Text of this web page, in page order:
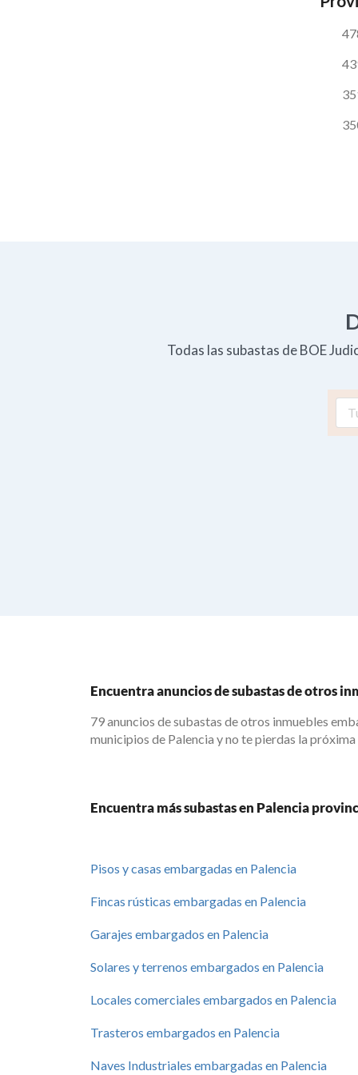
Todas las subastas de BOE
Encuentra anuncios de subastas de otros
79 anuncios de subastas de otros inmuebles
municipios de Palencia y no te pierdas la
Encuentra más subastas en Palencia
Pisos y casas embargadas en Palencia
Fincas rústicas embargadas en Palencia
Garajes embargados en Palencia
Solares y terrenos embargados en Palencia
Locales comerciales embargados en Palencia
Trasteros embargados en Palencia
Naves Industriales embargadas en Palencia